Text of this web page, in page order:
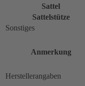
Sattel
Sattelstütze
Sonstiges
Anmerkung
Herstellerangaben